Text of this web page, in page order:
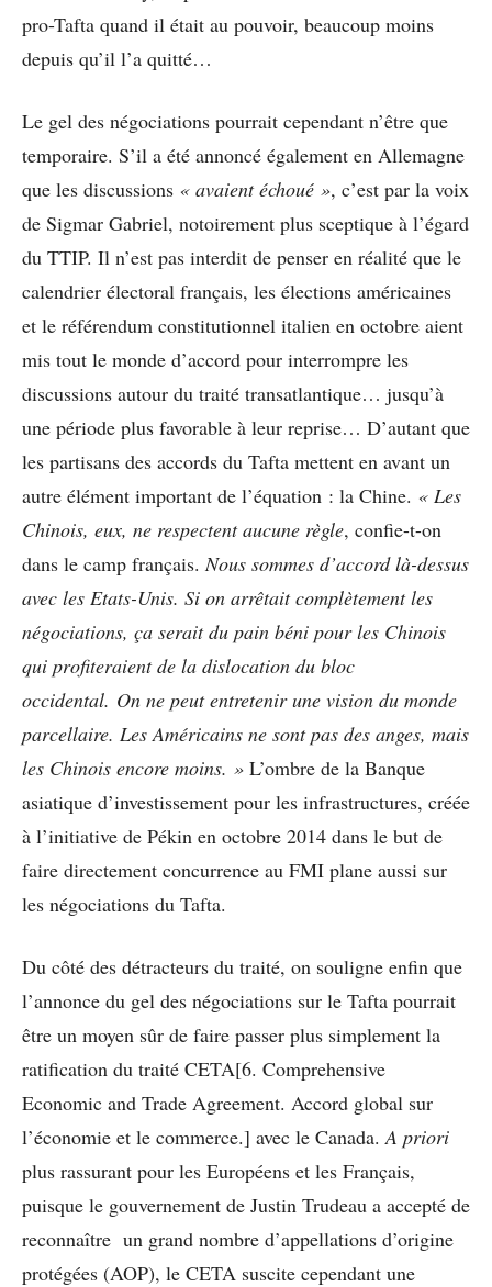
pro-Tafta quand il était au pouvoir, beaucoup moins
depuis qu’il l’a quitté…
Le gel des négociations pourrait cependant n’être que
temporaire. S’il a été annoncé également en Allemagne
que les discussions « avaient échoué », c’est par la voix
de Sigmar Gabriel, notoirement plus sceptique à l’égard
du TTIP. Il n’est pas interdit de penser en réalité que le
calendrier électoral français, les élections américaines
et le référendum constitutionnel italien en octobre aient
mis tout le monde d’accord pour interrompre les
discussions autour du traité transatlantique… jusqu’à
une période plus favorable à leur reprise… D’autant que
les partisans des accords du Tafta mettent en avant un
autre élément important de l’équation : la Chine. « Les
Chinois, eux, ne respectent aucune règle, confie-t-on
dans le camp français. Nous sommes d’accord là-dessus
avec les Etats-Unis. Si on arrêtait complètement les
négociations, ça serait du pain béni pour les Chinois
qui profiteraient de la dislocation du bloc
occidental. On ne peut entretenir une vision du monde
parcellaire. Les Américains ne sont pas des anges, mais
les Chinois encore moins. » L’ombre de la Banque
asiatique d’investissement pour les infrastructures, créée
à l’initiative de Pékin en octobre 2014 dans le but de
faire directement concurrence au FMI plane aussi sur
les négociations du Tafta.
Du côté des détracteurs du traité, on souligne enfin que
l’annonce du gel des négociations sur le Tafta pourrait
être un moyen sûr de faire passer plus simplement la
ratification du traité CETA[6. Comprehensive
Economic and Trade Agreement. Accord global sur
l’économie et le commerce.] avec le Canada. A priori
plus rassurant pour les Européens et les Français,
puisque le gouvernement de Justin Trudeau a accepté de
reconnaître un grand nombre d’appellations d’origine
protégées (AOP), le CETA suscite cependant une